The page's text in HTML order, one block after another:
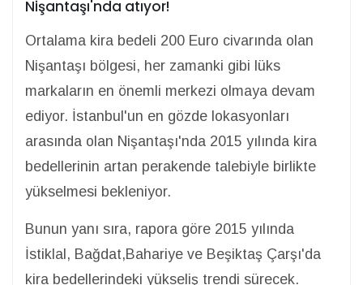
Nişantaşı'nda atıyor!
Ortalama kira bedeli 200 Euro civarında olan
Nişantaşı bölgesi, her zamanki gibi lüks
markaların en önemli merkezi olmaya devam
ediyor. İstanbul'un en gözde lokasyonları
arasında olan Nişantaşı'nda 2015 yılında kira
bedellerinin artan perakende talebiyle birlikte
yükselmesi bekleniyor.
Bunun yanı sıra, rapora göre 2015 yılında
İstiklal, Bağdat,Bahariye ve Beşiktaş Çarşı'da
kira bedellerindeki yükseliş trendi sürecek.